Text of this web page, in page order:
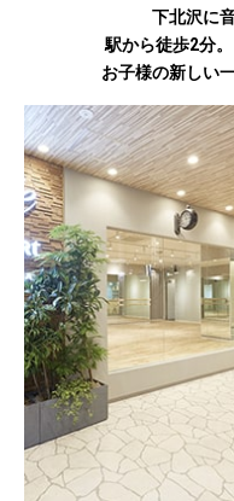
下北沢に
駅から徒歩2分
お子様の新しい